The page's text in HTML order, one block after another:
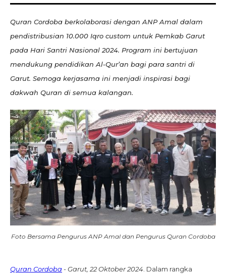
Quran Cordoba berkolaborasi dengan ANP Amal dalam
pendistribusian 10.000 Iqro custom untuk Pemkab Garut
pada Hari Santri Nasional 2024. Program ini bertujuan
mendukung pendidikan Al-Qur’an bagi para santri di
Garut. Semoga kerjasama ini menjadi inspirasi bagi
dakwah Quran di semua kalangan.
Foto Bersama Pengurus ANP Amal dan Pengurus Quran Cordoba
Quran Cordoba- Garut, 22 Oktober 2024. Dalam rangka